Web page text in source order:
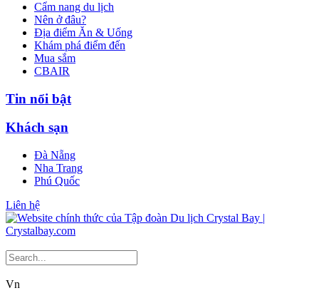
Cẩm nang du lịch
Nên ở đâu?
Địa điểm Ăn & Uống
Khám phá điểm đến
Mua sắm
CBAIR
Tin nổi bật
Khách sạn
Đà Nẵng
Nha Trang
Phú Quốc
Liên hệ
Vn